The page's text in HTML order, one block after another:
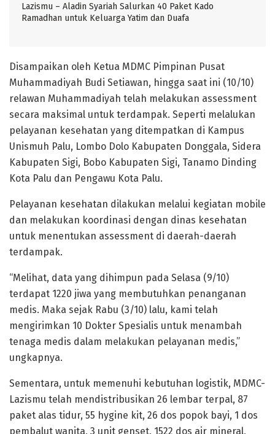
Lazismu – Aladin Syariah Salurkan 40 Paket Kado
Ramadhan untuk Keluarga Yatim dan Duafa
Disampaikan oleh Ketua MDMC Pimpinan Pusat
Muhammadiyah Budi Setiawan, hingga saat ini (10/10)
relawan Muhammadiyah telah melakukan assessment
secara maksimal untuk terdampak. Seperti melalukan
pelayanan kesehatan yang ditempatkan di Kampus
Unismuh Palu, Lombo Dolo Kabupaten Donggala, Sidera
Kabupaten Sigi, Bobo Kabupaten Sigi, Tanamo Dinding
Kota Palu dan Pengawu Kota Palu.
Pelayanan kesehatan dilakukan melalui kegiatan mobile
dan melakukan koordinasi dengan dinas kesehatan
untuk menentukan assessment di daerah-daerah
terdampak.
“Melihat, data yang dihimpun pada Selasa (9/10)
terdapat 1220 jiwa yang membutuhkan penanganan
medis. Maka sejak Rabu (3/10) lalu, kami telah
mengirimkan 10 Dokter Spesialis untuk menambah
tenaga medis dalam melakukan pelayanan medis,”
ungkapnya.
Sementara, untuk memenuhi kebutuhan logistik, MDMC-
Lazismu telah mendistribusikan 26 lembar terpal, 87
paket alas tidur, 55 hygine kit, 26 dos popok bayi, 1 dos
pembalut wanita, 3 unit genset, 1522 dos air mineral,